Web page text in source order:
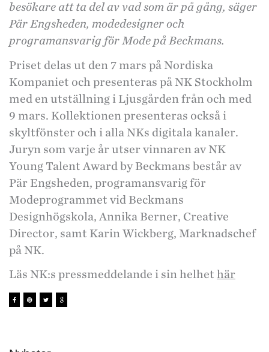
besökare att ta del av vad som är på gång, säger
Pär Engsheden, modedesigner och
programansvarig för Mode på Beckmans.
Priset delas ut den 7 mars på Nordiska
Kompaniet och presenteras på NK Stockholm
med en utställning i Ljusgården från och med
9 mars. Kollektionen presenteras också i
skyltfönster och i alla NKs digitala kanaler.
Juryn som varje år utser vinnaren av NK
Young Talent Award by Beckmans består av
Pär Engsheden, programansvarig för
Modeprogrammet vid Beckmans
Designhögskola, Annika Berner, Creative
Director, samt Karin Wickberg, Marknadschef
på NK.
Läs NK:s pressmeddelande i sin helhet här